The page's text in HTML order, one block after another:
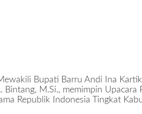
Bupati Barru Andi Ina
Bintang, M.Si., memimpin
Republik Indonesia Tingkat